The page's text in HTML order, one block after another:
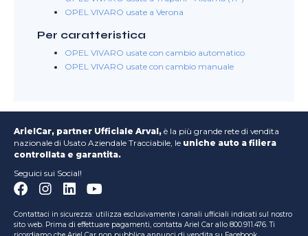
OPEL VIVARO usate a Verona
Per caratteristica
OPEL VIVARO usate con cambio automatico
OPEL VIVARO usate con cambio manuale
ArielCar, partner Ufficiale Arval, è la più grande rete di vendita
nazionale di Usato Aziendale Tracciabile, le uniche auto a filiera
controllata e garantita.
Seguici sui Social!
Contattaci in sicurezza: utilizza esclusivamente i canali ufficiali indicati sul nostro
sito web. Prima di effettuare pagamenti, contatta Ariel Car allo 800.911.476. Ti